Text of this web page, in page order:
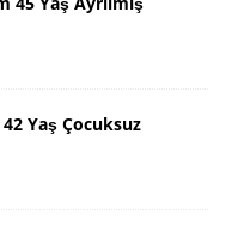
Yaş Çocuksuz